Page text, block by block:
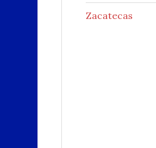
Zacatecas